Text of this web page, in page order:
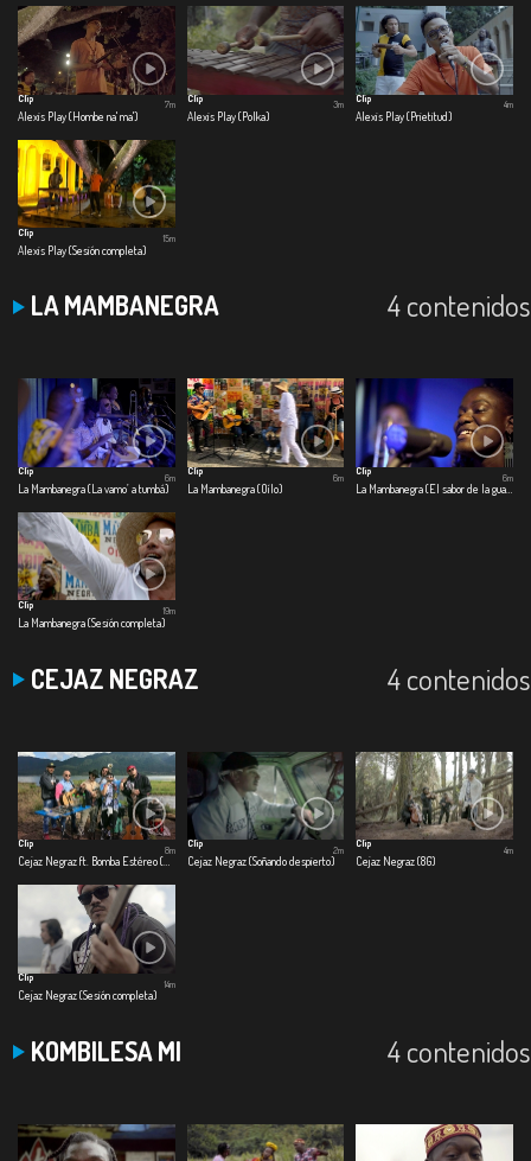
Clip
Alexis Play (Hombe na' ma')
7m
Clip
Alexis Play (Polka)
3m
Clip
Alexis Play (Prietitud)
4m
Clip
Alexis Play (Sesión completa)
15m
LA MAMBANEGRA 4 contenidos
Clip
La Mambanegra (La vamo’ a tumbá)
6m
Clip
La Mambanegra (Oílo)
6m
Clip
6m
Clip
La Mambanegra (Sesión completa)
19m
CEJAZ NEGRAZ 4 contenidos
Clip
Cejaz Negraz ft. Bomba Estéreo (El Preso)
8m
Clip
Cejaz Negraz (Soñando despierto)
2m
Clip
Cejaz Negraz (8G)
4m
Clip
Cejaz Negraz (Sesión completa)
14m
KOMBILESA MI 4 contenidos